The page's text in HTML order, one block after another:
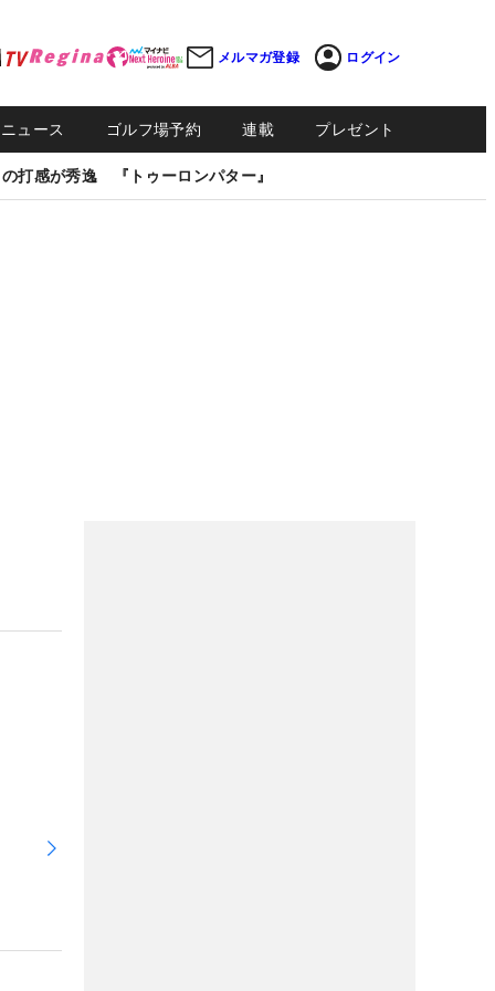
メルマガ登録 ログイン
ュース ゴルフ場予約 連載 プレゼント
打感が秀逸 『トゥーロンパター』